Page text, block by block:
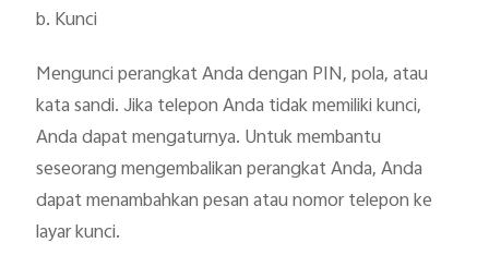
b. Kunci
Mengunci perangkat Anda dengan PIN, pola, atau
kata sandi. Jika telepon Anda tidak memiliki kunci,
Anda dapat mengaturnya. Untuk membantu
seseorang mengembalikan perangkat Anda, Anda
dapat menambahkan pesan atau nomor telepon ke
layar kunci.